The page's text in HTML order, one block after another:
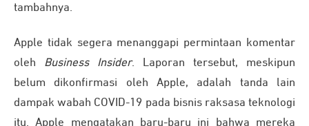
tambahnya.
Apple tidak segera menanggapi permintaan komentar
oleh Business Insider. Laporan tersebut, meskipun
belum dikonfirmasi oleh Apple, adalah tanda lain
dampak wabah COVID-19 pada bisnis raksasa teknologi
itu. Apple mengatakan baru-baru ini bahwa mereka